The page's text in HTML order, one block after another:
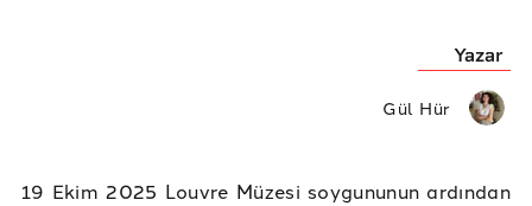
Yazar
Gül Hür
19 Ekim 2025 Louvre Müzesi soygununun ardından